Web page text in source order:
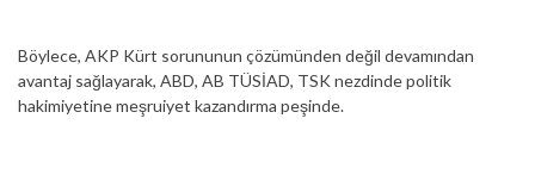
Böylece, AKP Kürt sorununun çözümünden değil devamından
avantaj sağlayarak, ABD, AB TÜSİAD, TSK nezdinde politik
hakimiyetine meşruiyet kazandırma peşinde.